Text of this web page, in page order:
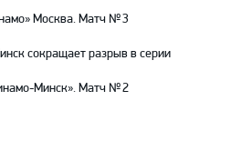
Москва. Матч № 3
сокращает разрыв в серии
Минск». Матч № 2